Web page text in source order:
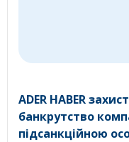
ADER HABER
банкрутство
підсанкційною